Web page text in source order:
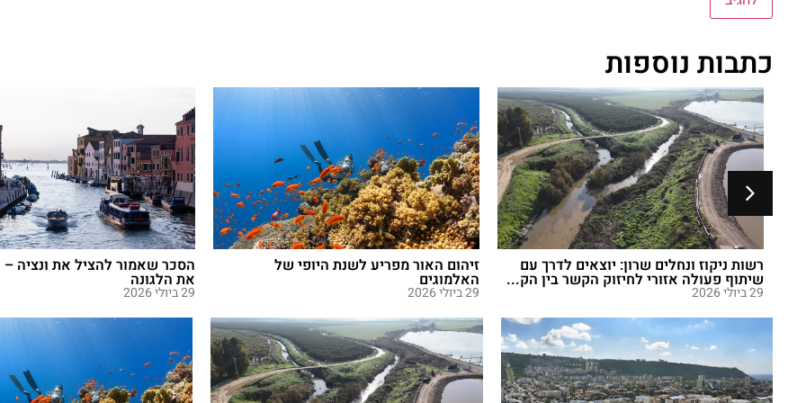
כתבות נוספות
רשות ניקוז ונחלים שרון: יוצאים לדרך עם
שיתוף פעולה אזורי לחיזוק הקשר בין הק...
29 ביולי 2026
זיהום האור מפריע לשנת היופי של
האלמוגים
29 ביולי 2026
הסכר שאמור להציל את ונציה –
את הלגונה
29 ביולי 2026